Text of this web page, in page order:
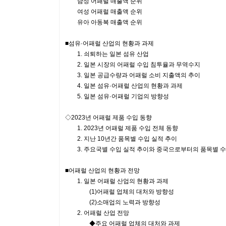
여성 어패럴 매출액 순위
유아 아동복 매출액 순위
■섬유·어패럴 산업의 현황과 과제
1. 쇠퇴하는 일본 섬유 산업
2. 일본 시장의 어패럴 수입 침투율과 무역수지
3. 일본 공급수량과 어패럴 소비 지출액의 추이
4. 일본 섬유·어패럴 산업의 현황과 과제
5. 일본 섬유·어패럴 기업의 방향성
◇2023년 어패럴 제품 수입 동향
1. 2023년 어패럴 제품 수입 전체 동향
2. 지난 10년간 품목별 수입 실적 추이
3. 주요국별 수입 실적 추이와 중국으로부터의 품목별
■어패럴 산업의 현황과 전망
1. 일본 어패럴 산업의 현황과 과제
(1)어패럴 업체의 대처와 방향성
(2)소매업의 노력과 방향성
2. 어패럴 산업 전망
◆주요 어패럴 업체의 대처와 과제